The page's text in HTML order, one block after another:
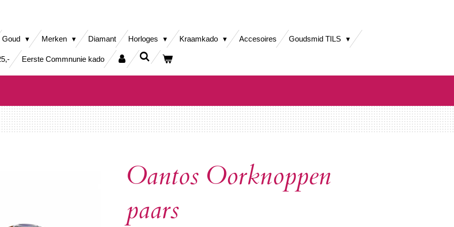
Goud Merken Diamant Horloges Kraamkado Accesoires Goudsmid TILS
Eerste Commnunie kado
Oantos Oorknoppen
paars